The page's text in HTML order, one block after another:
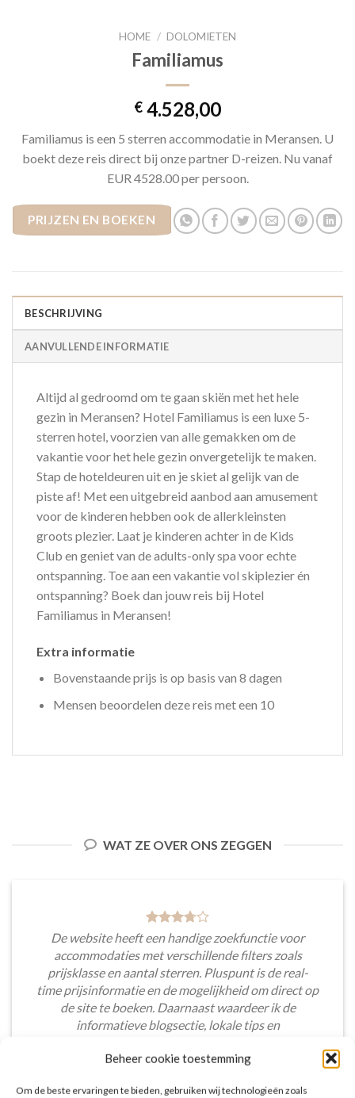
Beheer cookie toestemming
Om de beste ervaringen te bieden, gebruiken wij technologieën zoals
HOME / DOLOMIETEN
Familiamus
€ 4.528,00
Familiamus is een 5 sterren accommodatie in Meransen. U
boekt deze reis direct bij onze partner D-reizen. Nu vanaf
EUR 4528.00 per persoon.
PRIJZEN EN BOEKEN
BESCHRIJVING
AANVULLENDE INFORMATIE
Altijd al gedroomd om te gaan skiën met het hele
gezin in Meransen? Hotel Familiamus is een luxe 5-
sterren hotel, voorzien van alle gemakken om de
vakantie voor het hele gezin onvergetelijk te maken.
Stap de hoteldeuren uit en je skiet al gelijk van de
piste af! Met een uitgebreid aanbod aan amusement
voor de kinderen hebben ook de allerkleinsten
groots plezier. Laat je kinderen achter in de Kids
Club en geniet van de adults-only spa voor echte
ontspanning. Toe aan een vakantie vol skiplezier én
ontspanning? Boek dan jouw reis bij Hotel
Familiamus in Meransen!
Extra informatie
Bovenstaande prijs is op basis van 8 dagen
Mensen beoordelen deze reis met een 10
WAT ZE OVER ONS ZEGGEN
De website heeft een handige zoekfunctie voor
accommodaties met verschillende filters zoals
prijsklasse en aantal sterren. Pluspunt is de real-
time prijsinformatie en de mogelijkheid om direct op
de site te boeken. Daarnaast waardeer ik de
informatieve blogsectie, lokale tips en
activiteiten.
Saar van Lingen/Utrecht